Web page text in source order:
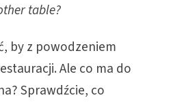
table?
by z powodzeniem
Ale co ma do
Sprawdźcie, co